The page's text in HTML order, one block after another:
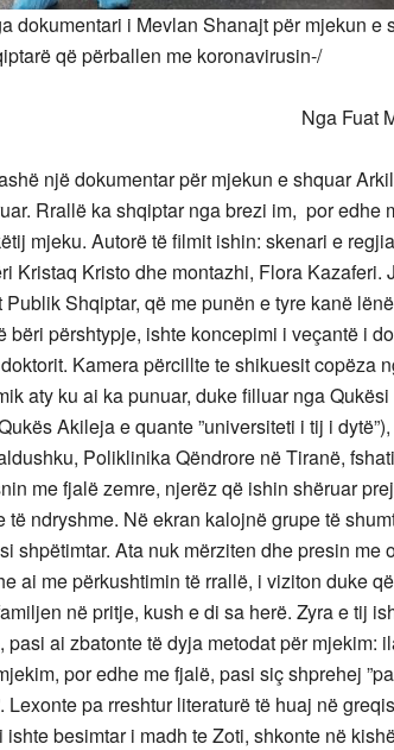
dokumentari i Mevlan Shanajt për mjekun
që përballen me koronavirusin-/
Fuat
një dokumentar për mjekun e shquar
Rrallë ka shqiptar nga brezi im, por edhe
mjeku. Autorë të filmit ishin: skenari e
Kristaq Kristo dhe montazhi, Flora Kazaferi.
Publik Shqiptar, që me punën e tyre kanë
bëri përshtypje, ishte koncepimi i veçantë i
Kamera përcillte te shikuesit copëza
aty ku ai ka punuar, duke filluar nga
Akileja e quante ”universiteti i tij i
Poliklinika Qëndrore në Tiranë,
me fjalë zemre, njerëz që ishin shëruar
të ndryshme. Në ekran kalojnë grupe të
shpëtimtar. Ata nuk mërziten dhe presin me
ai me përkushtimin të rrallë, i viziton duke
në pritje, kush e di sa herë. Zyra e tij
pasi ai zbatonte të dyja metodat për mjekim:
por edhe me fjalë, pasi siç shprehej
Lexonte pa rreshtur literaturë të huaj në
ishte besimtar i madh te Zoti, shkonte në